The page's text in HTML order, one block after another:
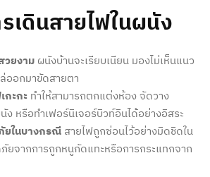
เดินสายไฟในผนัง
วยงามผนังบ้านจะเรียบเนียน มองไม่เห็นแนว
ออกมาขัดสายตา
ะกะ ทำให้สามารถตกแต่งห้อง จัดวาง
ง หรือทำเฟอร์นิเจอร์บิวท์อินได้อย่างอิสระ
ยในบางกรณี สายไฟถูกซ่อนไว้อย่างมิดชิดใน
ยจากการถูกหนูกัดแทะหรือการกระแทกจาก